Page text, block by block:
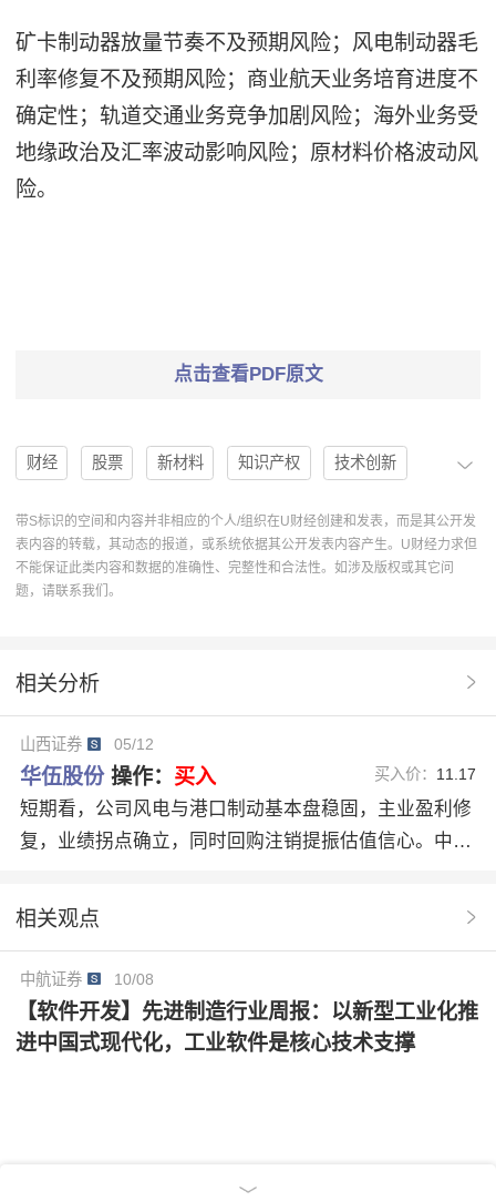
矿卡制动器放量节奏不及预期风险；风电制动器毛
利率修复不及预期风险；商业航天业务培育进度不
确定性；轨道交通业务竞争加剧风险；海外业务受
地缘政治及汇率波动影响风险；原材料价格波动风
险。
点击查看PDF原文
财经 股票 新材料 知识产权 技术创新
一带一路 海外市场 毛利率 智能化
买入评级 首次评级 华伍股份 300095
带S标识的空间和内容并非相应的个人/组织在U财经创建和发表，而是其公开发
表内容的转载，其动态的报道，或系统依据其公开发表内容产生。U财经力求但
不能保证此类内容和数据的准确性、完整性和合法性。如涉及版权或其它问
题，请联系我们。
相关分析
山西证券 05/12
华伍股份 操作： 买入 买入价： 11.17
短期看，公司风电与港口制动基本盘稳固，主业盈利修
复，业绩拐点确立，同时回购注销提振估值信心。中长
与出海打开空间。 我们预计公司2026-2028年营收分别
元、1.42亿元、1.75亿元，EPS分别为0.28、0.36、0.4
4元，对应5月11日收盘价，PE分别为39、31、25倍，
首次覆盖，给予“增持-A”评级。
相关观点
中航证券 10/08
【软件开发】先进制造行业周报：以新型工业化推
进中国式现代化，工业软件是核心技术支撑